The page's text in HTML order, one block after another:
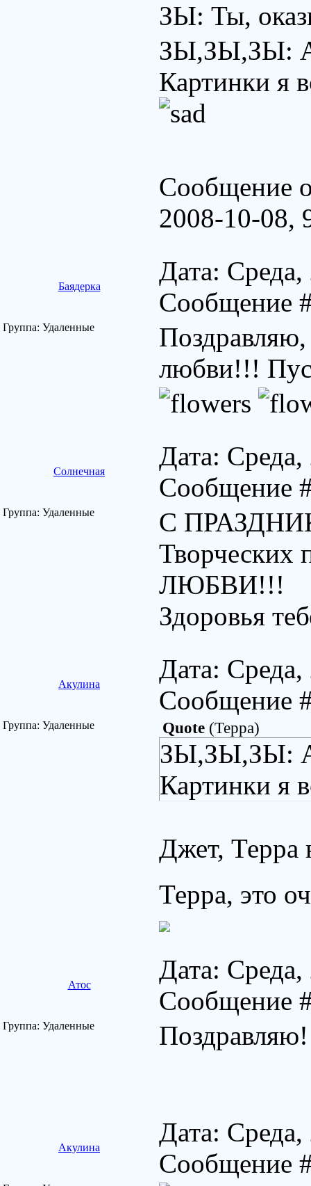
ЗЫ: Ты,
ЗЫ,ЗЫ,ЗЫ:
Картинки я
Сообщение
2008-10-08,
Баядерка
Дата:
Сообщение
Группа: Удаленные
любви!!!
Солнечная
Дата:
Сообщение
Группа: Удаленные
С
Творческих
ЛЮБВИ!!!
Здоровья
Акулина
Дата:
Сообщение
Группа: Удаленные Quote (Терра)
ЗЫ,ЗЫ,ЗЫ:
Картинки я
Джет, Терра
Терра, это
Атос
Дата:
Сообщение
Группа: Удаленные Поздравляю!
Акулина
Дата:
Сообщение